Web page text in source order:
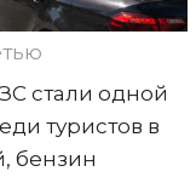
стали одной
туристов в
бензин